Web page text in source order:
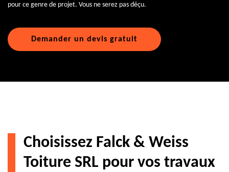
pour ce genre de projet. Vous ne serez pas déçu.
Demander un devis gratuit
Choisissez Falck & Weiss
Toiture SRL pour vos travaux